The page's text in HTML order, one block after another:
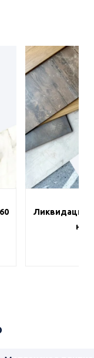
Ликвидация
на